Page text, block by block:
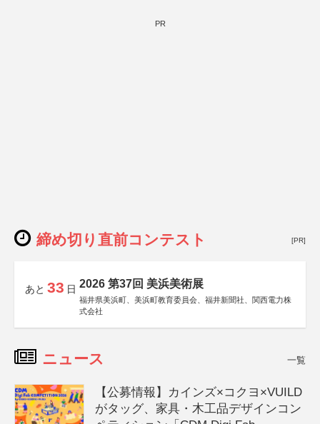
PR
締め切り直前コンテスト [PR]
あと 33 日 2026 第37回 美浜美術展
福井県美浜町、美浜町教育委員会、福井新聞社、関西電力株
式会社
ニュース 一覧
【公募情報】カインズ×コクヨ×VUILD
がタッグ、家具・木工品デザインコン